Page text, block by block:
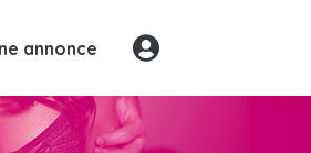
annonce